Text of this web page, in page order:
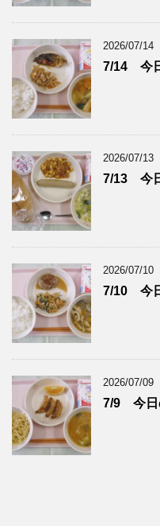
2026/07/14
7/14 今
2026/07/13
7/13 今
2026/07/10
7/10 今
2026/07/09
7/9 今日